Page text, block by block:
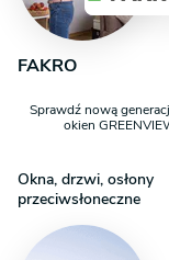
FAKRO
Sprawdź nową
okien
Okna, drzwi, osłony
przeciwsłoneczne